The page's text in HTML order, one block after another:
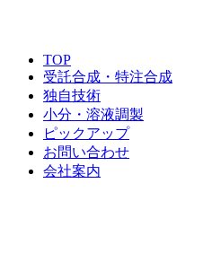
TOP
受託合成・特注合成
独自技術
小分・溶液調製
ピックアップ
お問い合わせ
会社案内